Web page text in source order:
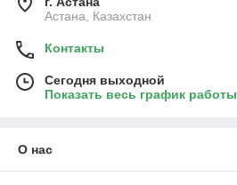
Астана, Казахстан
Контакты
Сегодня выходной
Показать весь график работы
О нас